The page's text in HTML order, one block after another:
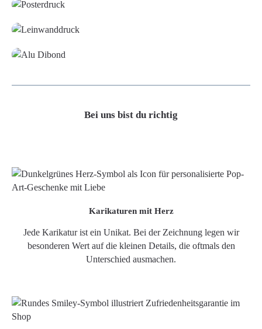
Bei uns bist du richtig
Karikaturen mit Herz
Jede Karikatur ist ein Unikat. Bei der Zeichnung legen wir
besonderen Wert auf die kleinen Details, die oftmals den
Unterschied ausmachen.